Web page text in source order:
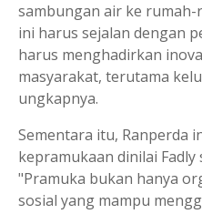
sambungan air ke rumah-
ini harus sejalan dengan
harus menghadirkan
masyarakat, terutama
ungkapnya.
Sementara itu, Ranperda
kepramukaan dinilai
"Pramuka bukan hanya
sosial yang mampu